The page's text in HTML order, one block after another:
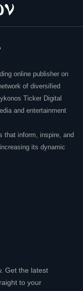
online publisher on
of diversified
Ticker Digital
and entertainment
that inform, inspire, and
its dynamic
Get the latest
to your